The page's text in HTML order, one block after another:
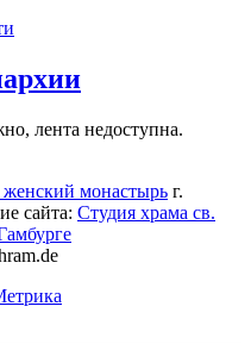
лента недоступна.
монастырь г.
сайта: Студия храма св.